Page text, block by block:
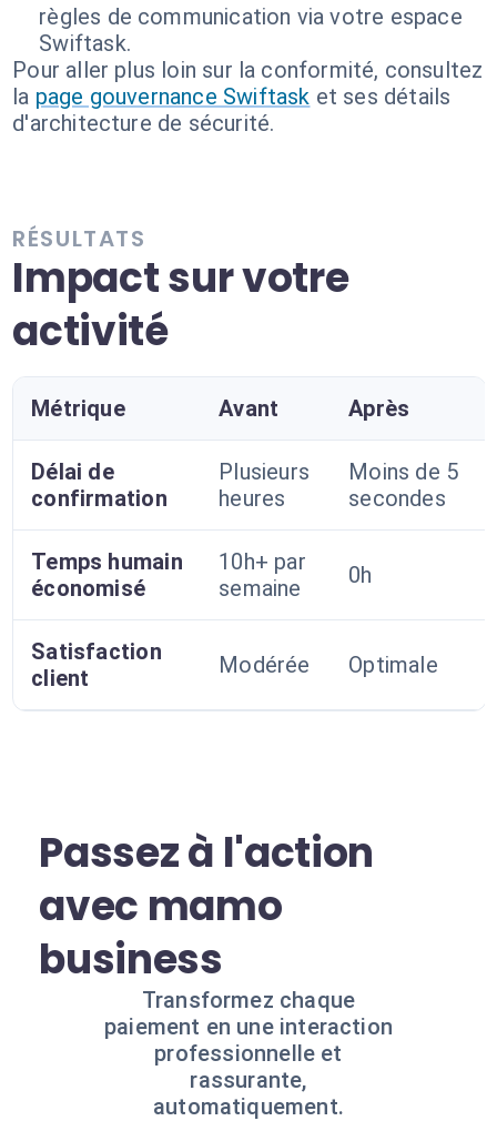
règles de communication via votre espace
Swiftask.
Pour aller plus loin sur la conformité, consultez
la page gouvernance Swiftask et ses détails
d'architecture de sécurité.
RÉSULTATS
Impact sur votre
activité
Métrique Avant Après
Délai de
confirmation
Plusieurs
heures
Moins de 5
secondes
Temps humain
économisé
10h+ par
semaine
0h
Satisfaction
client
Modérée Optimale
Passez à l'action
avec mamo
business
Transformez chaque
paiement en une interaction
professionnelle et
rassurante,
automatiquement.